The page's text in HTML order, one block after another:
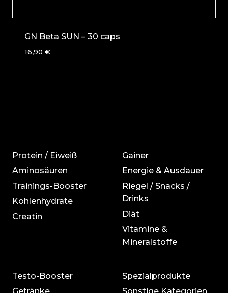
GN Beta SUN – 30 caps
16,90 €
Protein / Eiweiß
Aminosäuren
Trainings-Booster
Kohlenhydrate
Creatin
Gainer
Energie & Ausdauer
Riegel / Snacks /
Drinks
Diät
Vitamine &
Mineralstoffe
Testo-Booster
Spezialprodukte